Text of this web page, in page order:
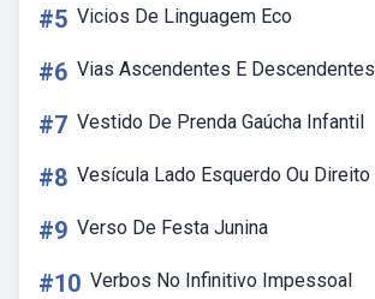
#5 Vicios De Linguagem Eco
#6 Vias Ascendentes E Descendentes
#7 Vestido De Prenda Gaúcha Infantil
#8 Vesícula Lado Esquerdo Ou Direito
#9 Verso De Festa Junina
#10 Verbos No Infinitivo Impessoal